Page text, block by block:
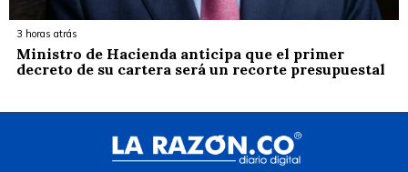
3 horas atrás
Ministro de Hacienda anticipa que el primer
decreto de su cartera será un recorte presupuestal